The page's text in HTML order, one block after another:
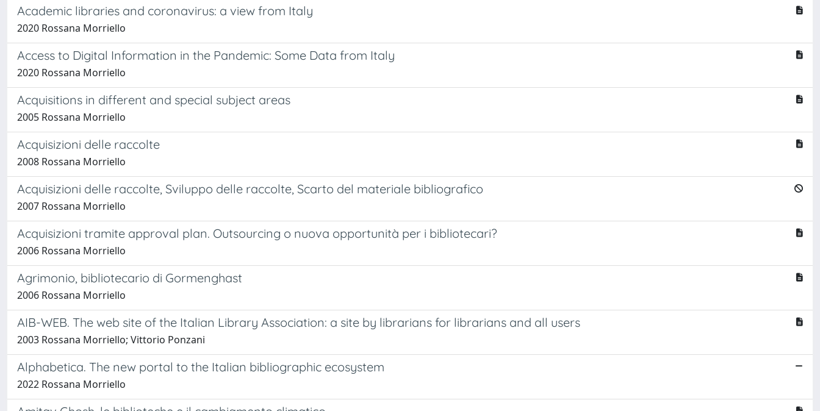
Academic libraries and coronavirus: a view from Italy
2020 Rossana Morriello
Access to Digital Information in the Pandemic: Some Data from Italy
2020 Rossana Morriello
Acquisitions in different and special subject areas
2005 Rossana Morriello
Acquisizioni delle raccolte
2008 Rossana Morriello
Acquisizioni delle raccolte, Sviluppo delle raccolte, Scarto del materiale bibliografico
2007 Rossana Morriello
Acquisizioni tramite approval plan. Outsourcing o nuova opportunità per i bibliotecari?
2006 Rossana Morriello
Agrimonio, bibliotecario di Gormenghast
2006 Rossana Morriello
AIB-WEB. The web site of the Italian Library Association: a site by librarians for librarians and all users
2003 Rossana Morriello; Vittorio Ponzani
Alphabetica. The new portal to the Italian bibliographic ecosystem
2022 Rossana Morriello